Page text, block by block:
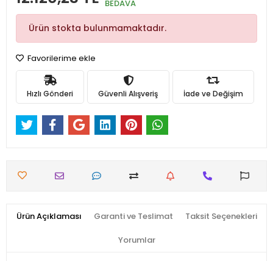
BEDAVA
Ürün stokta bulunmamaktadır.
Favorilerime ekle
Hızlı Gönderi Güvenli Alışveriş İade ve Değişim
Ürün Açıklaması Garanti ve Teslimat Taksit Seçenekleri
Yorumlar